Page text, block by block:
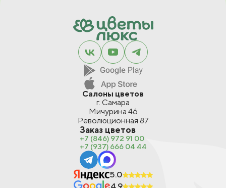
Салоны цветов
г. Самара
Мичурина 46
Революционная 87
Заказ цветов
+7 (846) 972 91 00
+7 (937) 666 04 44
5.0